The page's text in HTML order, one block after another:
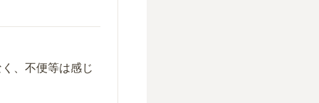
、不便等は感じ